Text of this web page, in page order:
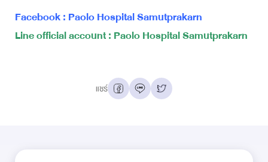
Facebook : Paolo Hospital Samutprakarn
Line official account : Paolo Hospital Samutprakarn
แชร์